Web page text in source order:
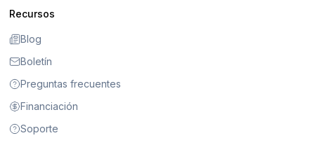
Recursos
Blog
Boletín
Preguntas frecuentes
Financiación
Soporte